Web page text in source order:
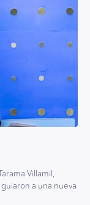
Villamil,
a una nueva